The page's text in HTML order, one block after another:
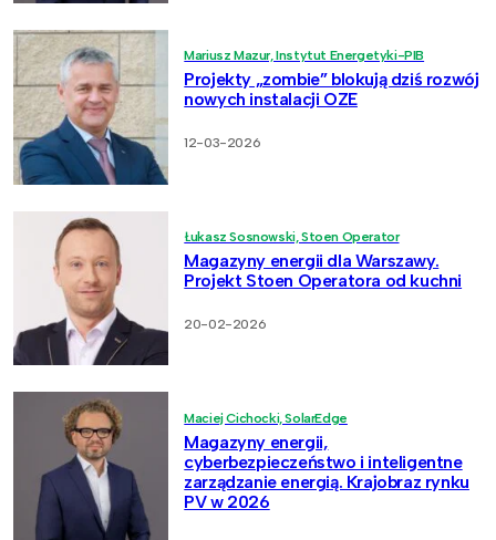
Mariusz Mazur, Instytut Energetyki-PIB
Projekty „zombie” blokują dziś rozwój
nowych instalacji OZE
12-03-2026
Łukasz Sosnowski, Stoen Operator
Magazyny energii dla Warszawy.
Projekt Stoen Operatora od kuchni
20-02-2026
Maciej Cichocki, SolarEdge
Magazyny energii,
cyberbezpieczeństwo i inteligentne
zarządzanie energią. Krajobraz rynku
PV w 2026